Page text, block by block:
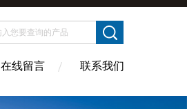
在线留言 联系我们